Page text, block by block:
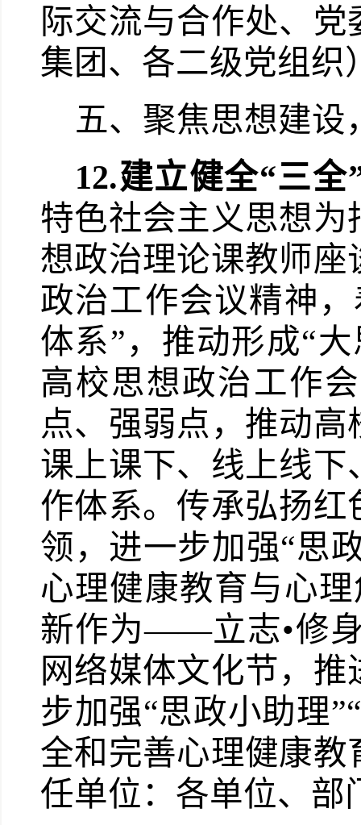
际交流与合作处、
集团、各二级党组织
五、聚焦思想建设
12.建立健全“三
特色社会主义思想
想政治理论课教师
政治工作会议精神
体系”，推动形成“
高校思想政治工作
点、强弱点，推动
课上课下、线上线
作体系。传承弘扬
领，进一步加强“思
心理健康教育与心
新作为——立志•修身
网络媒体文化节，
步加强“思政小助理
全和完善心理健康
任单位：各单位、部